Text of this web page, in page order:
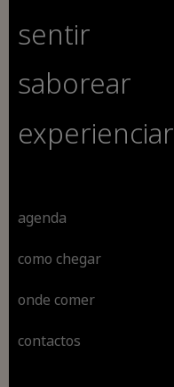
sentir
saborear
experienciar
agenda
como chegar
onde comer
contactos